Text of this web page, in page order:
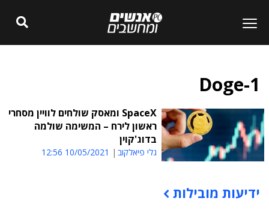
Doge-1
SpaceX ומאסק שולחים לוויין מסחרי
ראשון לירח – המשימה שולמה
בדוג'קוין
גלי פיאלקוב 10/05/2021 12:56
תוכן פרסומי
ידיעות מובילות